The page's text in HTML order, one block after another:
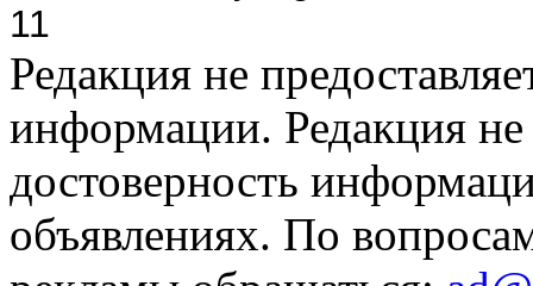
11
Редакция не
информации. Редакция не
достоверность
объявлениях. По